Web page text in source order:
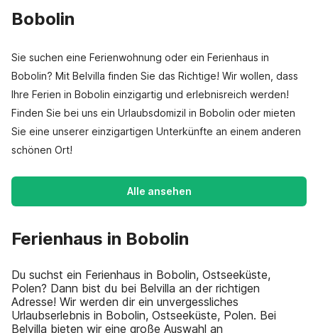
Bobolin
Sie suchen eine Ferienwohnung oder ein Ferienhaus in
Bobolin? Mit Belvilla finden Sie das Richtige! Wir wollen, dass
Ihre Ferien in Bobolin einzigartig und erlebnisreich werden!
Finden Sie bei uns ein Urlaubsdomizil in Bobolin oder mieten
Sie eine unserer einzigartigen Unterkünfte an einem anderen
schönen Ort!
Alle ansehen
Ferienhaus in Bobolin
Du suchst ein Ferienhaus in Bobolin, Ostseeküste,
Polen? Dann bist du bei Belvilla an der richtigen
Adresse! Wir werden dir ein unvergessliches
Urlaubserlebnis in Bobolin, Ostseeküste, Polen. Bei
Belvilla bieten wir eine große Auswahl an